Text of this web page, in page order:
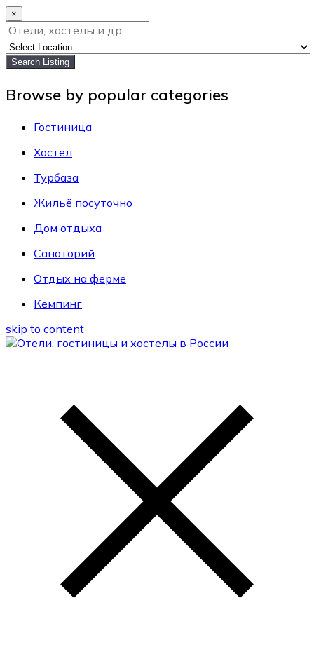
×
Search Listing
Browse by popular categories
Гостиница
Хостел
Турбаза
Жильё посуточно
Дом отдыха
Санаторий
Отдых на ферме
Кемпинг
skip to content